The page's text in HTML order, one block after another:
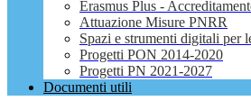
Erasmus Plus -
Attuazione Misure PNRR
Spazi e strumenti digitali per
Progetti PON 2014-2020
Progetti PN 2021-2027
Documenti utili